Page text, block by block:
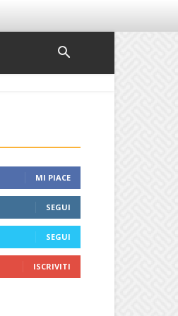
MI PIACE
SEGUI
SEGUI
ISCRIVITI